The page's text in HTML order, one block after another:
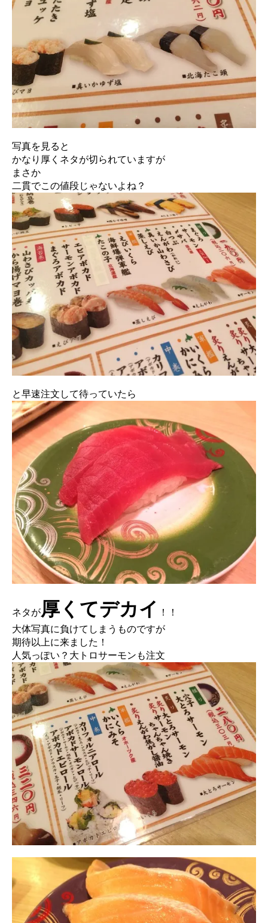
写真を見ると
かなり厚くネタが切られていますが
まさか
二貫でこの値段じゃないよね？
と早速注文して待っていたら
ネタが厚くてデカイ ！！
大体写真に負けてしまうものですが
期待以上に来ました！
人気っぽい？大トロサーモンも注文